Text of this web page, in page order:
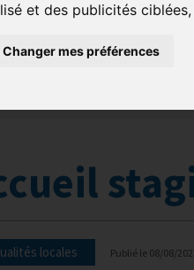
et des publicités
Changer mes préférences
GHR
locales Publié le 08/08/